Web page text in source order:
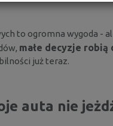
to ogromna wygoda -
małe decyzje robią
już teraz.
auta nie